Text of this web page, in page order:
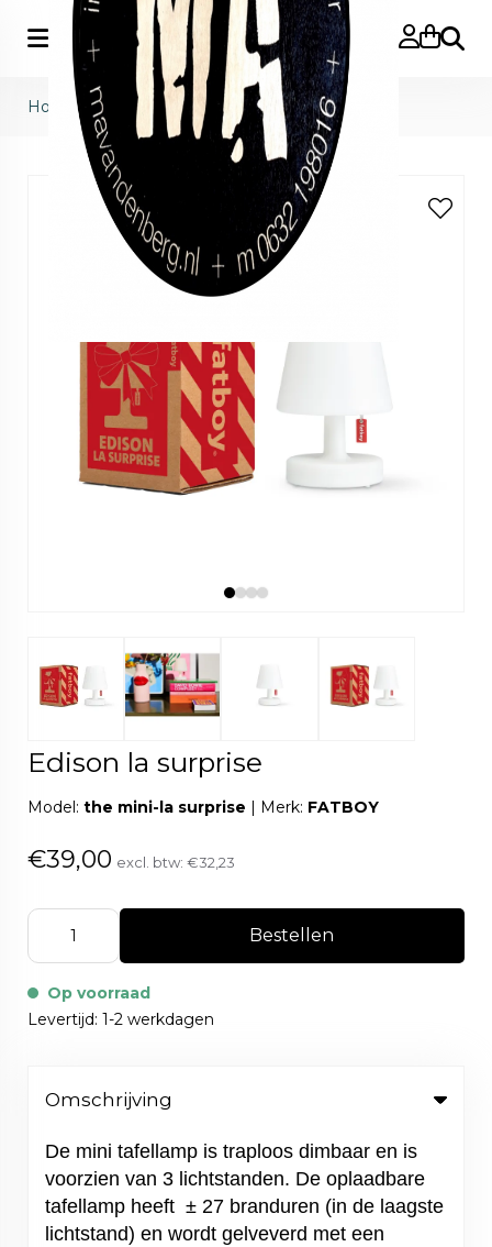
Home>Fatboy >Edison la surprise
Edison la surprise
Model: the mini-la surprise | Merk: FATBOY
€39,00 excl. btw: €32,23
Bestellen
Op voorraad
Levertijd: 1-2 werkdagen
Omschrijving
De mini tafellamp is traploos dimbaar en is
voorzien van 3 lichtstanden. De oplaadbare
tafellamp heeft ± 27 branduren (in de laagste
lichtstand) en wordt gelveverd met een